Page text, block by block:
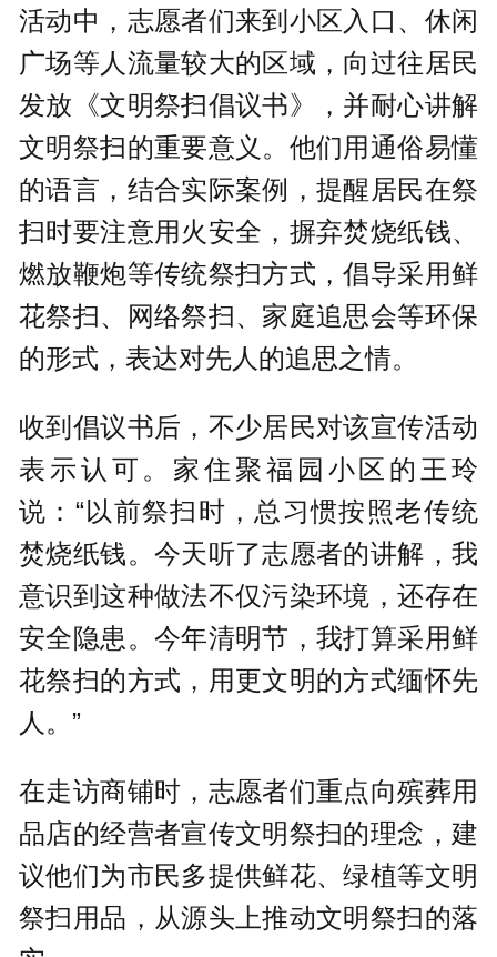
活动中，志愿者们来到小区入口、休闲
广场等人流量较大的区域，向过往居民
发放《文明祭扫倡议书》，并耐心讲解
文明祭扫的重要意义。他们用通俗易懂
的语言，结合实际案例，提醒居民在祭
扫时要注意用火安全，摒弃焚烧纸钱、
燃放鞭炮等传统祭扫方式，倡导采用鲜
花祭扫、网络祭扫、家庭追思会等环保
的形式，表达对先人的追思之情。
收到倡议书后，不少居民对该宣传活动
表示认可。家住聚福园小区的王玲
说：“以前祭扫时，总习惯按照老传统
焚烧纸钱。今天听了志愿者的讲解，我
意识到这种做法不仅污染环境，还存在
安全隐患。今年清明节，我打算采用鲜
花祭扫的方式，用更文明的方式缅怀先
人。”
在走访商铺时，志愿者们重点向殡葬用
品店的经营者宣传文明祭扫的理念，建
议他们为市民多提供鲜花、绿植等文明
祭扫用品，从源头上推动文明祭扫的落